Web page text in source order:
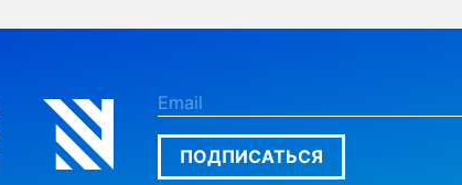
ПОДПИСАТЬСЯ